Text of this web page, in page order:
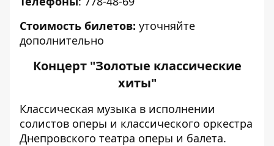
Стоимость билетов: уточняйте
дополнительно
Концерт "Золотые классические
хиты"
Классическая музыка в исполнении
солистов оперы и классического оркестра
Днепровского театра оперы и балета.